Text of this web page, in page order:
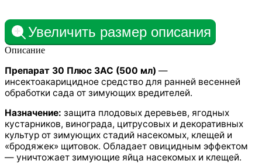
Увеличить размер описания
Описание
Препарат 30 Плюс ЗАС (500 мл) —
инсектоакарицидное средство для ранней весенней
обработки сада от зимующих вредителей.
Назначение: защита плодовых деревьев, ягодных
кустарников, винограда, цитрусовых и декоративных
культур от зимующих стадий насекомых, клещей и
«бродяжек» щитовок. Обладает овицидным эффектом
— уничтожает зимующие яйца насекомых и клещей.